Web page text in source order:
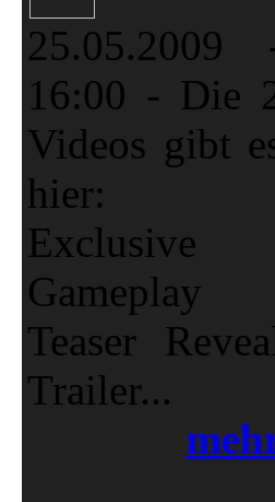
25.05.2009
16:00 - Die
Videos gibt
hier:
Exclusive
Gameplay
Teaser
Trailer...